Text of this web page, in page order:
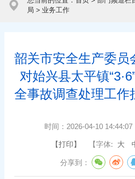
局 > 业务工作
韶关市安全生产委员
对始兴县太平镇
全事故调查处理工作
时间： 2026-04-10 14:44:07
【打印】 【字体: 大
分享到：